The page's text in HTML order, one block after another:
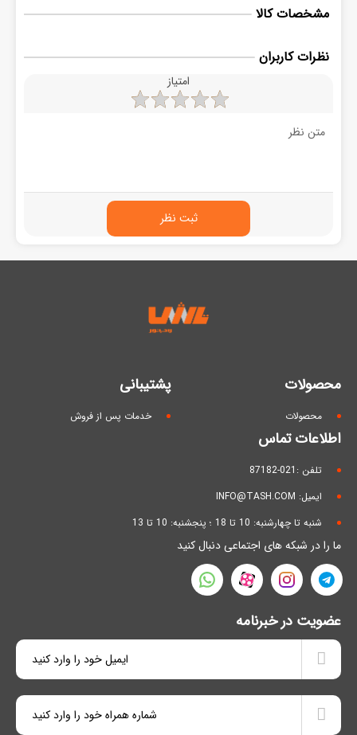
مشخصات کالا
نظرات کاربران
امتیاز
ثبت نظر
محصولات
محصولات
پشتیبانی
خدمات پس از فروش
اطلاعات تماس
تلفن :021-87182
ایمیل: INFO@TASH.COM
شنبه تا چهارشنبه: 10 تا 18 ؛ پنجشنبه: 10 تا 13
ما را در شبکه های اجتماعی دنبال کنید
عضویت در خبرنامه